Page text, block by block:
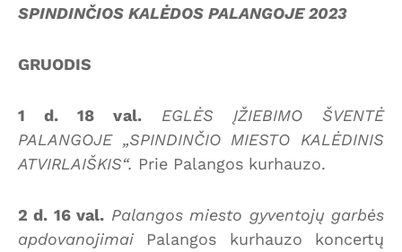
SPINDINČIOS KALĖDOS PALANGOJE 2023
GRUODIS
1 d. 18 val.
EGLĖS ĮŽIEBIMO ŠVENTĖ
PALANGOJE „SPINDINČIO MIESTO KALĖDINIS
ATVIRLAIŠKIS“. Prie Palangos kurhauzo.
2 d. 16 val. Palangos miesto gyventojų garbės
apdovanojimai Palangos kurhauzo koncertų